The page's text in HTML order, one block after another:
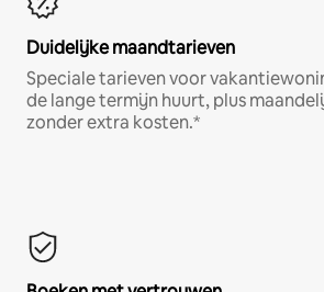
Duidelijke maandtarieven
Speciale tarieven voor
de lange termijn huurt, plus
zonder extra kosten.*